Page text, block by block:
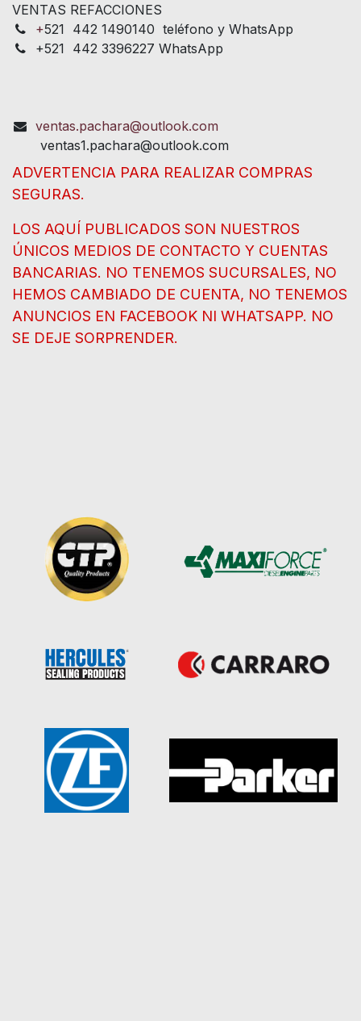
VENTAS REFACCIONES
+521 442 1490140 teléfono y WhatsApp
+521 442 3396227 WhatsApp
ventas.pachara@outlook.com
ventas1.pachara@outlook.com
ADVERTENCIA PARA REALIZAR COMPRAS
SEGURAS.
LOS AQUÍ PUBLICADOS SON NUESTROS
ÚNICOS MEDIOS DE CONTACTO Y CUENTAS
BANCARIAS. NO TENEMOS SUCURSALES, NO
HEMOS CAMBIADO DE CUENTA, NO TENEMOS
ANUNCIOS EN FACEBOOK NI WHATSAPP. NO
SE DEJE SORPRENDER.